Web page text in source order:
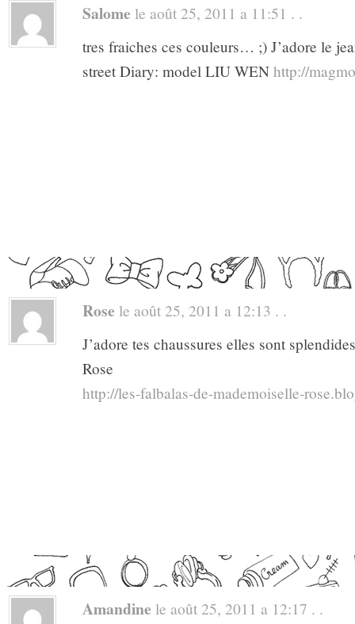
Salome le août 25, 2011 a 11:51 . .
tres fraiches ces couleurs… ;) J’adore le
street Diary: model LIU WEN http://
Rose le août 25, 2011 a 12:13 . .
J’adore tes chaussures elles sont
Rose
http://les-falbalas-de-mademoiselle-
Amandine le août 25, 2011 a 12:17 . .